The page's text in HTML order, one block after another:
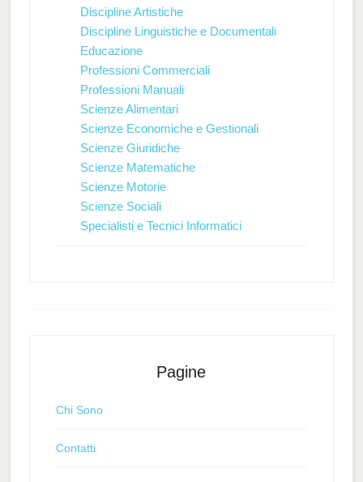
Discipline Artistiche
Discipline Linguistiche e Documentali
Educazione
Professioni Commerciali
Professioni Manuali
Scienze Alimentari
Scienze Economiche e Gestionali
Scienze Giuridiche
Scienze Matematiche
Scienze Motorie
Scienze Sociali
Specialisti e Tecnici Informatici
Pagine
Chi Sono
Contatti